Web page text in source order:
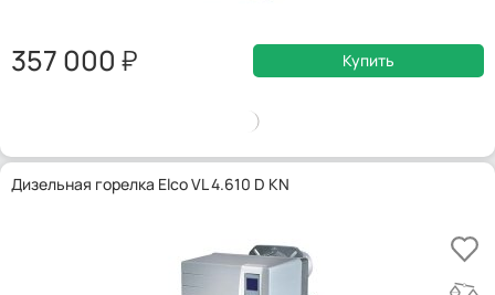
357 000 Купить
Дизельная горелка Elco VL 4.610 D KN